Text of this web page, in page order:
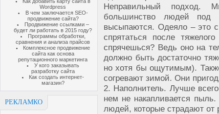
Wordpress
В чем заключается SEO-
продвижение сайта?
Продвижение ссылками –
будет ли работать в 2015 году?
Программы обработки,
сравнения и анализа прайсов
Комплексное продвижение
сайта как основа
репутационного маркетинга
У кого заказывать
разработку сайта
Как создать интернет-
магазин?
РЕКЛАМКО
Неправильный подход.
большинство людей под
высыпаются. Одеяло – это
спрятаться после
спрячешься? Ведь оно на
должно быть достаточно
но хотя бы ощутимым).
согревают зимой. Они
2. Наполнитель. Лучше
нем не накапливается
людей, которые страдают от